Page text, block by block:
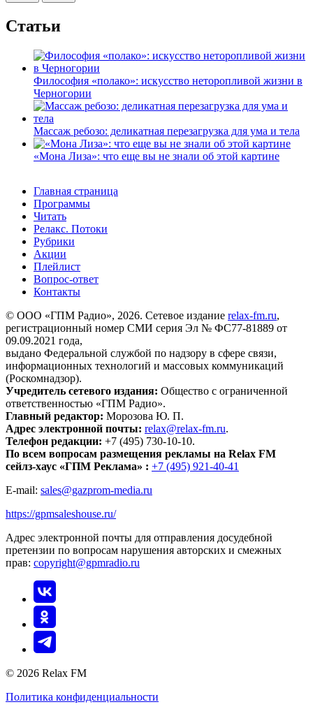
Статьи
Философия «полако»: искусство неторопливой жизни в
Черногории
Массаж ребозо: деликатная перезагрузка для ума и тела
«Мона Лиза»: что еще вы не знали об этой картине
Главная страница
Программы
Читать
Релакс. Потоки
Рубрики
Акции
Плейлист
Вопрос-ответ
Контакты
© ООО «ГПМ Радио», 2026. Сетевое издание relax-fm.ru,
регистрационный номер СМИ серия Эл № ФС77-81889 от
09.09.2021 года,
выдано Федеральной службой по надзору в сфере связи,
информационных технологий и массовых коммуникаций
(Роскомнадзор).
Учредитель сетевого издания: Общество с ограниченной
ответственностью «ГПМ Радио».
Главный редактор: Морозова Ю. П.
Адрес электронной почты: relax@relax-fm.ru.
Телефон редакции: +7 (495) 730-10-10.
По всем вопросам размещения рекламы на Relax FM
сейлз-хаус «ГПМ Реклама» : +7 (495) 921-40-41
E-mail: sales@gazprom-media.ru
https://gpmsaleshouse.ru/
Адрес электронной почты для отправления досудебной
претензии по вопросам нарушения авторских и смежных
прав: copyright@gpmradio.ru
© 2026 Relax FM
Политика конфиденциальности